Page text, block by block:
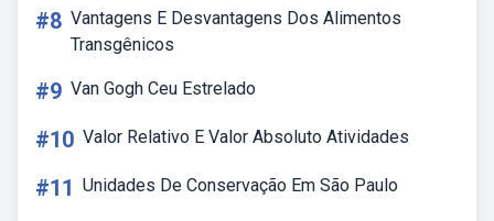
#8 Vantagens E Desvantagens Dos Alimentos
Transgênicos
#9 Van Gogh Ceu Estrelado
#10 Valor Relativo E Valor Absoluto Atividades
#11 Unidades De Conservação Em São Paulo